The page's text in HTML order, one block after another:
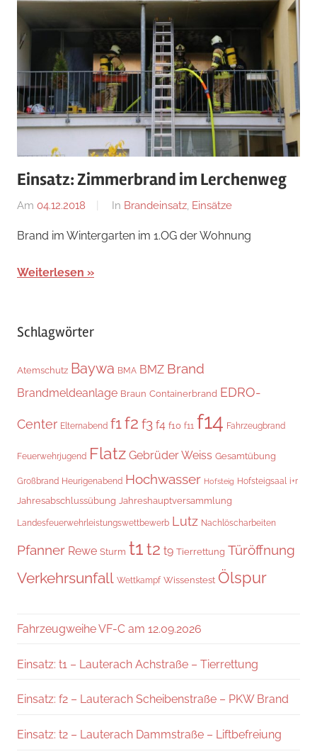
Einsatz: Zimmerbrand im Lerchenweg
Am 04.12.2018
Von
In Brandeinsatz, Einsätze
Brand im Wintergarten im 1.OG der Wohnung
Weiterlesen
Schlagwörter
Atemschutz Baywa BMA BMZ Brand
Brandmeldeanlage Braun Containerbrand EDRO-
Center Elternabend f1f2 f3 f4 f10 f11 f14 Fahrzeugbrand
Feuerwehrjugend Flatz Gebrüder Weiss Gesamtübung
Großbrand Heurigenabend Hochwasser Hofsteig Hofsteigsaal i+r
Jahresabschlussübung Jahreshauptversammlung
Landesfeuerwehrleistungswettbewerb Lutz Nachlöscharbeiten
Pfanner Rewe Sturm t1t2 t9 Tierrettung Türöffnung
Verkehrsunfall Wettkampf Wissenstest Ölspur
Fahrzeugweihe VF-C am 12.09.2026
Einsatz: t1 – Lauterach Achstraße – Tierrettung
Einsatz: f2 – Lauterach Scheibenstraße – PKW Brand
Einsatz: t2 – Lauterach Dammstraße – Liftbefreiung